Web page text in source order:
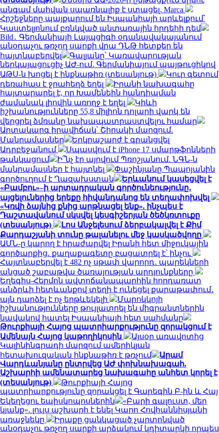
անգամ մահվան սպառնալիք է ստացել. Marca
Հրշեջները պայքարում են Իսպանիայի արևելքում՝
Կաստելյոնում բռնկված անտառային հրդեհի դեմ
Bild․ Գերմանիայի Լայպցիգի օդանավակայանում
անօդաչու թռչող սարքի վրա ԴՆԹ հետքեր են
հայտնաբերվել
Գալյանը՝ Կառավարության
ներկայացուցիչ ԱԺ-ում. Գերմանիայում պայթուցիկով
ԱԹՍ-ն խոցել է ինքնաթիռ (տեսանյութ)
Կուր գետում
դեռահաս է ջրահեղձ եղել
Իրանի նախագահը
հայտարարել է, որ Խամենեին հանդիպման
ժամանակ լիովին առողջ է եղել
Կիևի
իշխանությունները 55,8 միլիոն դոլարի վարկ են
վերցրել ձմռանը նախապատրաստվելու համար
Արտակարգ իրավիճակ՝ Շիրակի մարզում.
Մանրամասներ
Երկրաշարժ է գրանցվել
Ադրբեջանում
Սպասվում է iPhone 17 սմարթֆոնների
թանկացում
Ի՞նչ էր այրվում Պռոշյանում. ՆԳՆ-ն
մանրամասներ է հայտնել
Փաշինյանը Պապոյանին
գործուղում է Ղազախստան
Երևանում կասեցվել է
«Բամբու»–ի արտադրական գործունեությունը․
այցելուներից երեքը հիվանդանոց են տեղափոխվել
«Կռվի ձայնից քնից արթնացել ենք». ինչպես է
Դաշտավանում սկսվել կեսգիշերյան ծեծկռտուքը
(տեսանյութ)
Լոս Անջելեսում ձերբակալվել է Քիմ
Քարդաշյանի տունը թալանելու մեջ կասկածվողը
ԱՄՆ-ը կարող է հրաժարվել Իրանի հետ միջուկային
գործարքից․ քաղաքագետը բացատրել է՝ ինչու
Հայտնաբերվել է 482 ոչ սթափ վարորդ․ պարեկների
անցած շաբաթվա ծառայության արդյունքները
Եղեգիս-Հերմոն ավտոճանապարհին հորդառատ
անձրևի հետևանքով տեղի է ունեցել քարաթափում․
այն դարձել է ոչ երթևեկելի
Մարոկկոյի
իշխանությունները թույլատրել են միգրանտներին
նավակով հատել Իսպանիայի հետ սահմանը
Թուրքիայի Հայոց պատրիարքությունը զորակցում է
Ամենայն Հայոց կաթողիկոսին
Այսօր առավոտից
Կալինինգրադի մարզում ամերիկյան
հետախուզական ինքնաթիռ է թռչում
Արամ
Վարդևանյանը ընտրվեց ԱԺ փոխնախագահ.
Աշխարհի ամենատարեց նախագահը անհետ կորել է
(տեսանյութ)
Թուրքիայի Հայոց
պատրիարքությունը զորակցել է Գարեգին Բ-ին և Հայ
Եկեղեցու եպիսկոպոսներին
«Բարի գալուստ, մեր
կյանք». լույս աշխարհ է եկել Կարո Հովհաննիսյանի
առաջնեկը
Իրաքը ցանկացած չարտոնված
անօդաչու թռչող սարքի արձակում կդիտարկի որպես